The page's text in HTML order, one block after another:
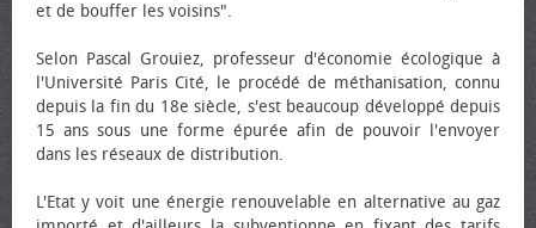
et de bouffer les voisins".
Selon Pascal Grouiez, professeur d'économie écologique à
l'Université Paris Cité, le procédé de méthanisation, connu
depuis la fin du 18e siècle, s'est beaucoup développé depuis
15 ans sous une forme épurée afin de pouvoir l'envoyer
dans les réseaux de distribution.
L'Etat y voit une énergie renouvelable en alternative au gaz